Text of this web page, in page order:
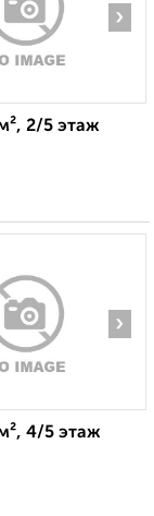
›
2/5 этаж
›
4/5 этаж